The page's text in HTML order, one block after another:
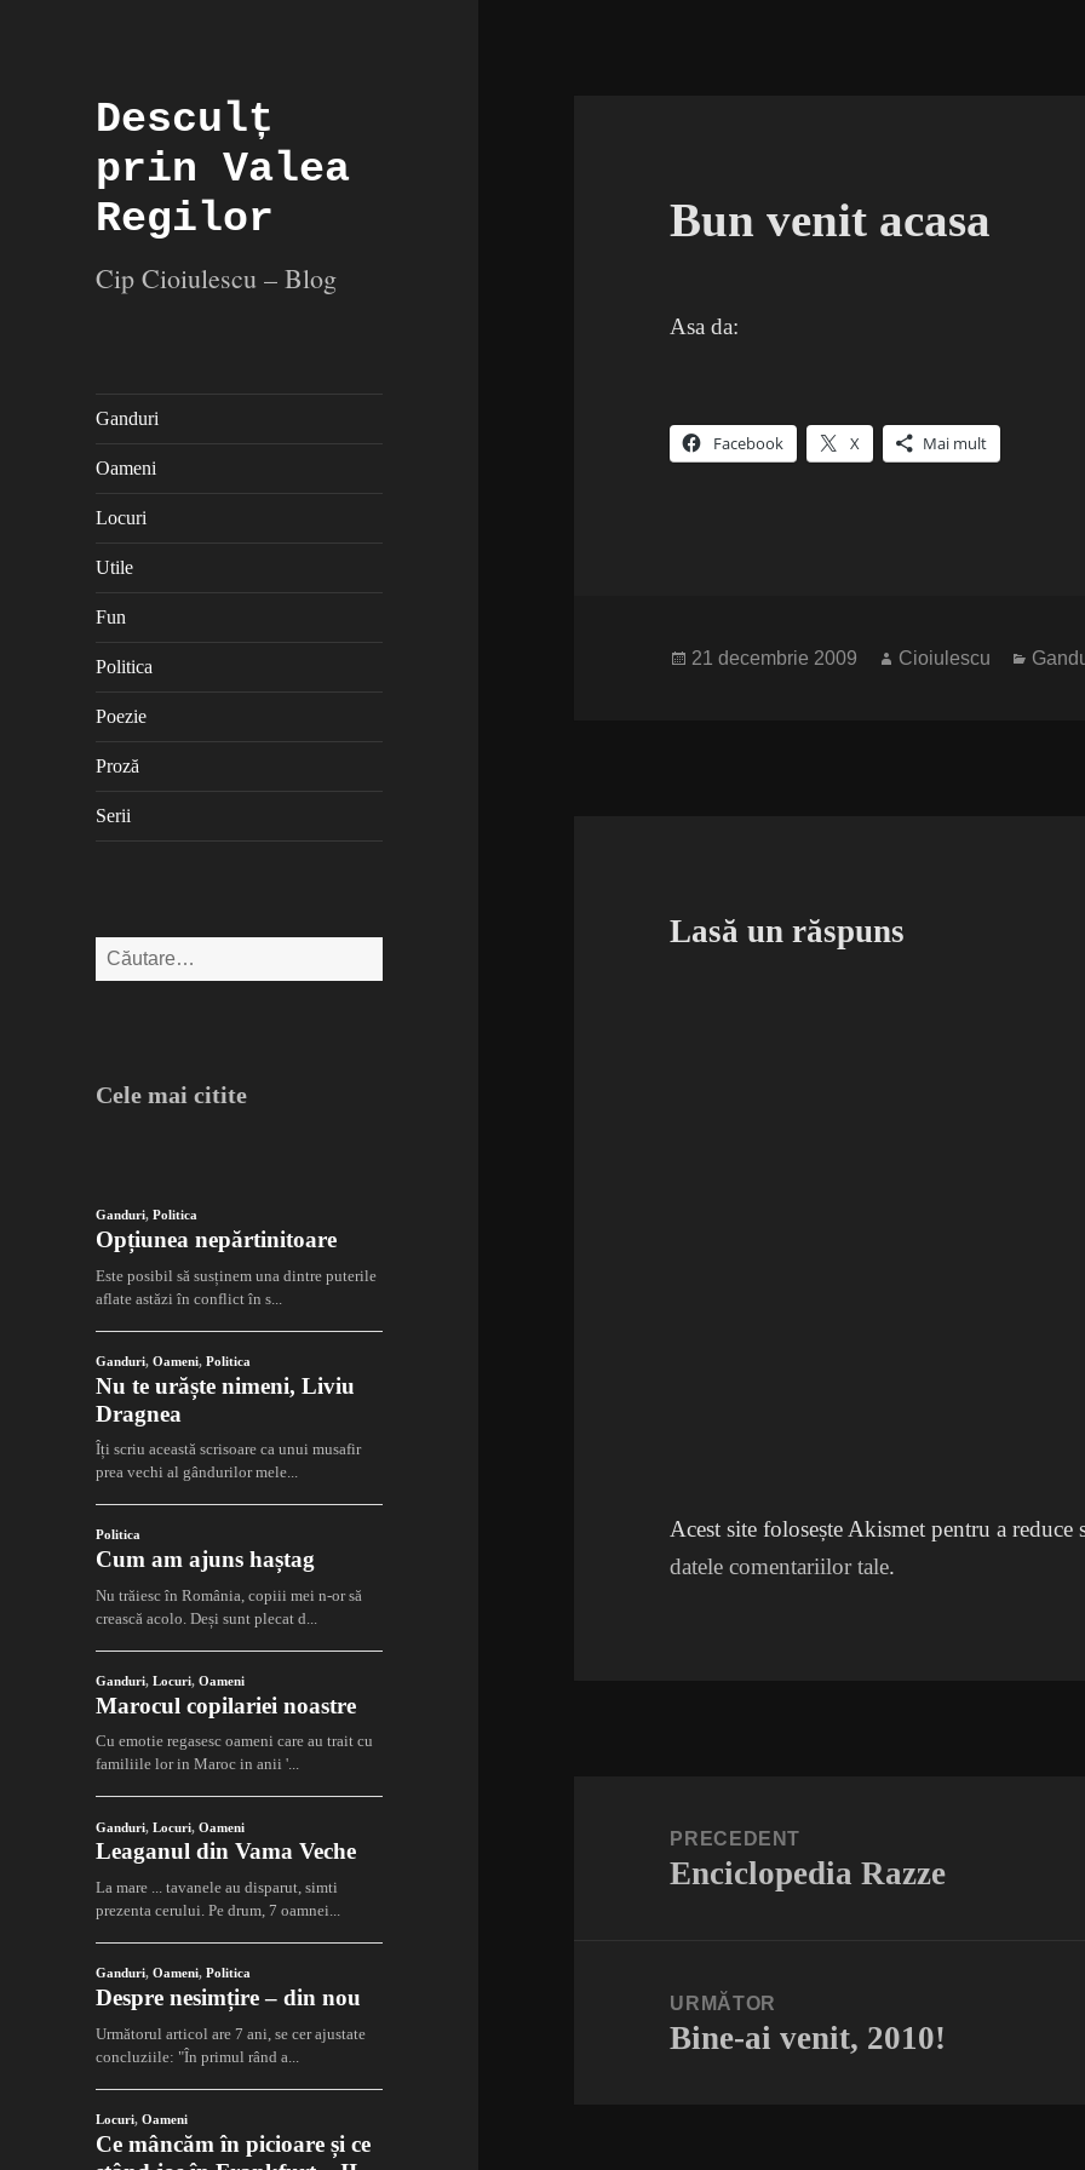
Desculț
prin Valea
Regilor
Cip Cioiulescu – Blog
Ganduri
Oameni
Locuri
Utile
Fun
Politica
Poezie
Proză
Serii
Caută
după:
Cele mai citite
Bun venit acasa
Asa da:
Facebook X Mai mult
Publicat
21 decembrie 2009 Autor
Cioiulescu
Lasă un răspuns
Acest site folosește Akismet pentru a reduce
datele comentariilor tale.
PRECEDENT
Articolul
Enciclopedia Razze
URMĂTOR
Articolul
Bine-ai venit, 2010!